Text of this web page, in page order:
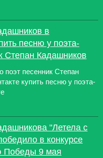
в
песню у поэта-
Степан Кадашников
поэт песенник Степан
купить песню у поэта-
"Летела с
в конкурсе
Победы 9 мая